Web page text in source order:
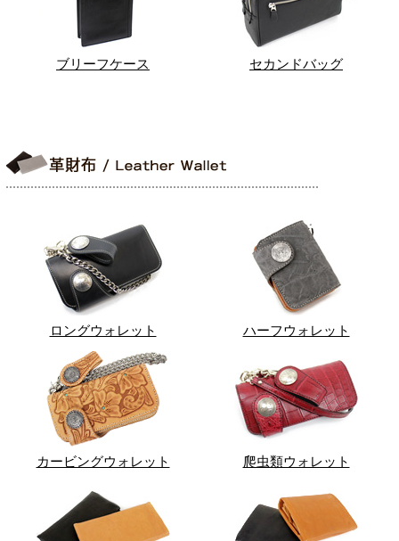
ブリーフケース セカンドバッグ
ロングウォレット ハーフウォレット
カービングウォレット 爬虫類ウォレット